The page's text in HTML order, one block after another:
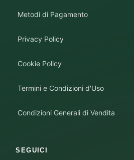
Metodi di Pagamento
Privacy Policy
Cookie Policy
Termini e Condizioni d'Uso
Condizioni Generali di Vendita
SEGUICI